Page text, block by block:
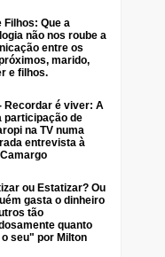
Filhos: Que a
não nos roube a
entre os
marido,
e filhos.
Recordar é viver: A
participação de
na TV numa
entrevista à
ou Estatizar? Ou
gasta o dinheiro
tão
quanto
seu" por Milton